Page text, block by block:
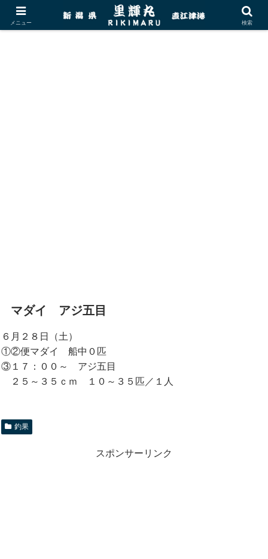
マダイ アジ五目
６月２８日（土）
①②便マダイ 船中０匹
③１７：００～ アジ五目
２５～３５ｃｍ １０～３５匹／１人
釣果
スポンサーリンク
メニュー 検索